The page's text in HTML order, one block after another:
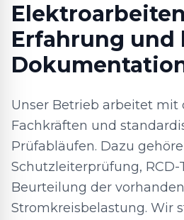
Erfahrung und
Unser Betrieb arbeitet mit
Fachkräften und
Prüfabläufen. Dazu
Schutzleiterprüfung, RCD-
Beurteilung der
Stromkreisbelastung. Wir